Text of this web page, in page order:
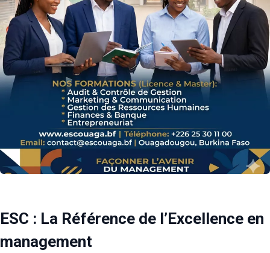
ESC : La Référence de l’Excellence en
management